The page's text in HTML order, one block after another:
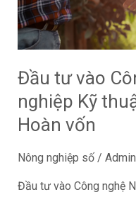
Đầu tư vào
nghiệp Kỹ
Hoàn vốn
Nông nghiệp số/ Admin
Đầu tư vào Công nghệ
Nông
nghiệp
Kỹ
số
và
Thời
gian
Hoàn